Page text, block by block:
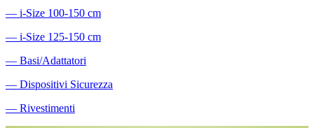
― i-Size 100-150 cm
― i-Size 125-150 cm
― Basi/Adattatori
― Dispositivi Sicurezza
― Rivestimenti